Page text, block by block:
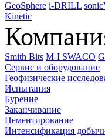
GeoSphere i-DRILL
Kinetic
Smith Bits M-I SWACO
Сервис и оборудование
Геофизические
Испытания
Бурение
Заканчивание
Цементирование
Интенсификация